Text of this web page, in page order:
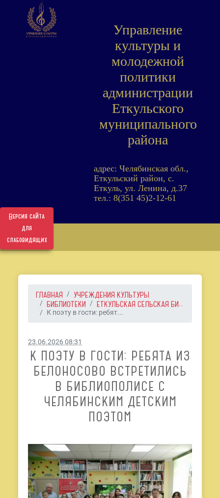
Версия сайта
для
слабовидящих
Управление
культуры и
молодежной
политики
администрации
Еткульского
муниципального
района
адрес: Челябинская обл.,
Еткульский район, с.
Еткуль, ул. Ленина, д.37
тел.: 8(351 45)2-12-61
ГЛАВНАЯ
УЧРЕЖДЕНИЯ КУЛЬТУРЫ
БИБЛИОТЕКИ
ЕТКУЛЬСКАЯ СЕЛЬСКАЯ БИ...
К поэту в гости: ребят...
23.06.2026 08:31
К ПОЭТУ В ГОСТИ: РЕБЯТА ИЗ
БЕЛОНОСОВО ВСТРЕТИЛИСЬ
В БИБЛИОПОЛИСЕ С
ЧЕЛЯБИНСКИМ ДЕТСКИМ
ПОЭТОМ